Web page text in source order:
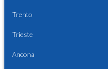
Trento
Trieste
Ancona